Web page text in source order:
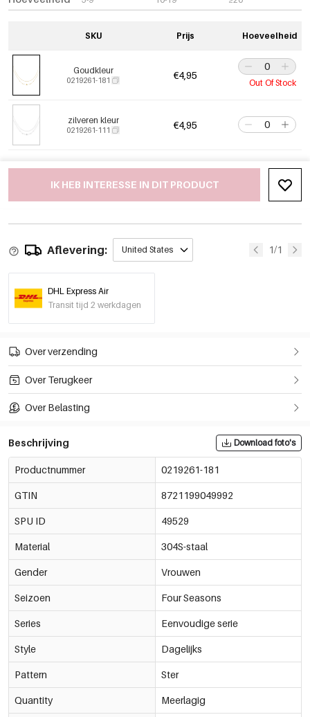
SKU Prijs Hoeveelheid
Goudkleur
0219261-181 €4,95
Out Of Stock
zilveren kleur
0219261-111 €4,95
IK HEB INTERESSE IN DIT PRODUCT
Aflevering: United States 1/1
DHL Express Air
Transit tijd 2 werkdagen
Over verzending
Over Terugkeer
Over Belasting
Beschrijving Download foto's
Productnummer 0219261-181
GTIN 8721199049992
SPU ID 49529
Material 304S-staal
Gender Vrouwen
Seizoen Four Seasons
Series Eenvoudige serie
Style Dagelijks
Pattern Ster
Quantity Meerlagig